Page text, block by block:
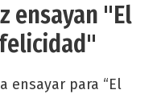
ensayan "El
ensayar para “El